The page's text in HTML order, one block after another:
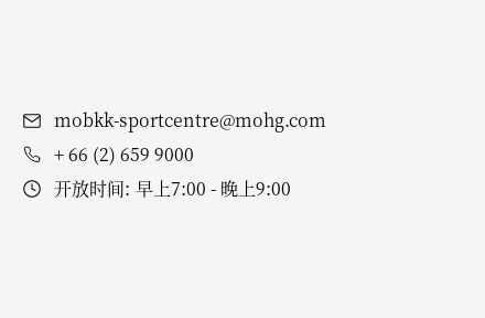
mobkk-sportcentre@mohg.com
+ 66 (2) 659 9000
开放时间: 早上7:00 - 晚上9:00